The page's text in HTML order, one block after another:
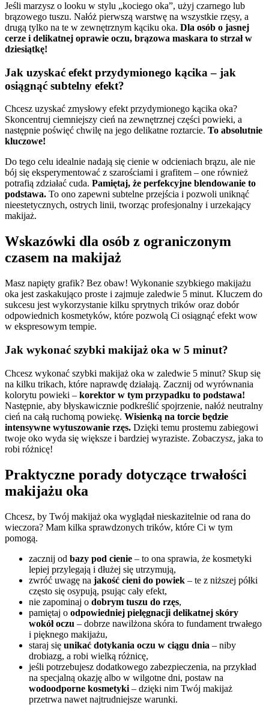
Jeśli marzysz o looku w stylu „kociego oka”, użyj czarnego lub
brązowego tuszu. Nałóż pierwszą warstwę na wszystkie rzęsy, a
drugą tylko na te w zewnętrznym kąciku oka. Dla osób o jasnej
cerze i delikatnej oprawie oczu, brązowa maskara to strzał w
dziesiątkę!
Jak uzyskać efekt przydymionego kącika – jak
osiągnąć subtelny efekt?
Chcesz uzyskać zmysłowy efekt przydymionego kącika oka?
Skoncentruj ciemniejszy cień na zewnętrznej części powieki, a
następnie poświęć chwilę na jego delikatne roztarcie. To absolutnie
kluczowe!
Do tego celu idealnie nadają się cienie w odcieniach brązu, ale nie
bój się eksperymentować z szarościami i grafitem – one również
potrafią zdziałać cuda. Pamiętaj, że perfekcyjne blendowanie to
podstawa. To ono zapewni subtelne przejścia i pozwoli uniknąć
nieestetycznych, ostrych linii, tworząc profesjonalny i urzekający
makijaż.
Wskazówki dla osób z ograniczonym
czasem na makijaż
Masz napięty grafik? Bez obaw! Wykonanie szybkiego makijażu
oka jest zaskakująco proste i zajmuje zaledwie 5 minut. Kluczem do
sukcesu jest wykorzystanie kilku sprytnych trików oraz dobór
odpowiednich kosmetyków, które pozwolą Ci osiągnąć efekt wow
w ekspresowym tempie.
Jak wykonać szybki makijaż oka w 5 minut?
Chcesz wykonać szybki makijaż oka w zaledwie 5 minut? Skup się
na kilku trikach, które naprawdę działają. Zacznij od wyrównania
kolorytu powieki – korektor w tym przypadku to podstawa!
Następnie, aby błyskawicznie podkreślić spojrzenie, nałóż neutralny
cień na całą ruchomą powiekę. Wisienką na torcie będzie
intensywne wytuszowanie rzęs. Dzięki temu prostemu zabiegowi
twoje oko wyda się większe i bardziej wyraziste. Zobaczysz, jaka to
robi różnicę!
Praktyczne porady dotyczące trwałości
makijażu oka
Chcesz, by Twój makijaż oka wyglądał nieskazitelnie od rana do
wieczora? Mam kilka sprawdzonych trików, które Ci w tym
pomogą.
zacznij od bazy pod cienie – to ona sprawia, że kosmetyki
lepiej przylegają i dłużej się utrzymują,
zwróć uwagę na jakość cieni do powiek – te z niższej półki
często się osypują, psując cały efekt,
nie zapominaj o dobrym tuszu do rzęs,
pamiętaj o odpowiedniej pielęgnacji delikatnej skóry
wokół oczu – dobrze nawilżona skóra to fundament trwałego
i pięknego makijażu,
staraj się unikać dotykania oczu w ciągu dnia – niby
drobiazg, a robi wielką różnicę,
jeśli potrzebujesz dodatkowego zabezpieczenia, na przykład
na specjalną okazję albo w wilgotne dni, postaw na
wodoodporne kosmetyki – dzięki nim Twój makijaż
przetrwa nawet najtrudniejsze warunki.